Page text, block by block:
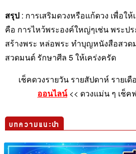
สรุป : การเสริมดวงหรือแก้ดวง เพื่อใ
คือ การไหว้พระองค์ใหญ่ๆเช่น พระป
สร้างพระ หล่อพระ ทำบุญหนังสือสวด
สวดมนต์ รักษาศีล 5 ให้เคร่งครัด
เช็คดวงรายวัน รายสัปดาห์ รายเดื
ออนไลน์ << ดวงแม่น ๆ เช็ค
บทความแนะนำ